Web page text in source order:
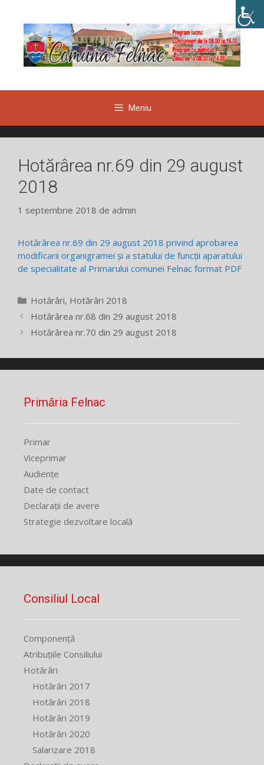
conținut
Meniu
Hotărârea nr.69 din 29 august
2018
1 septembrie 2018 de admin
Hotărârea nr.69 din 29 august 2018 privind aprobarea
modificarii organigramei și a statului de funcții aparatului
de specialitate al Primarului comunei Felnac format PDF
Categorii
Hotărâri, Hotărâri 2018
Hotărârea nr.68 din 29 august 2018
Hotărârea nr.70 din 29 august 2018
Primăria Felnac
Primar
Viceprimar
Audiențe
Date de contact
Declarații de avere
Strategie dezvoltare locală
Consiliul Local
Componență
Atribuțiile Consiliului
Hotărâri
Hotărâri 2017
Hotărâri 2018
Hotărâri 2019
Hotărâri 2020
Salarizare 2018